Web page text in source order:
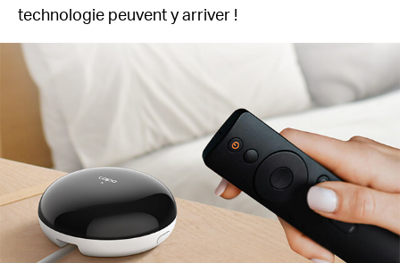
technologie peuvent y arriver !